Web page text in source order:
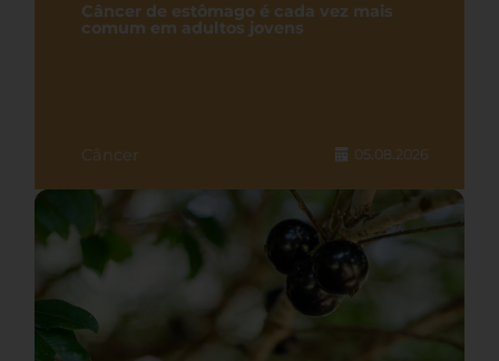
Câncer de estômago é cada vez mais
comum em adultos jovens
Câncer 05.08.2026